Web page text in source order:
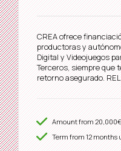
CREA ofrece
productoras y
Digital y Videojuegos
Terceros, siempre que
retorno asegurado.
Amount from20,000€
Term from12months